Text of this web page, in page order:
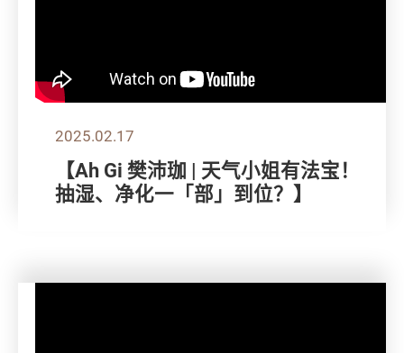
2025.02.17
【Ah Gi 樊沛珈 | 天气小姐有法宝！
抽湿、净化一「部」到位？】